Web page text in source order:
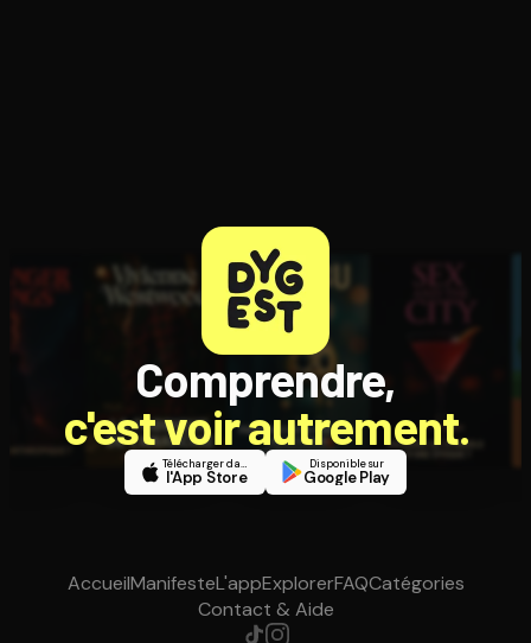
Comprendre,
c'est voir autrement.
Télécharger dans
l'App Store
Disponible sur
Google Play
AccueilManifesteL'appExplorerFAQCatégories
Contact & Aide